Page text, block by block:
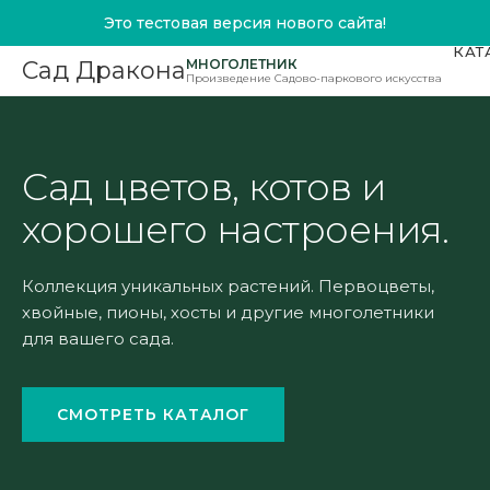
Это тестовая версия нового сайта!
Сад Дракона МНОГОЛЕТНИК
Произведение Садово-паркового искусства
Сад цветов, котов и
хорошего настроения.
Коллекция уникальных растений. Первоцветы,
хвойные, пионы, хосты и другие многолетники
для вашего сада.
СМОТРЕТЬ КАТАЛОГ